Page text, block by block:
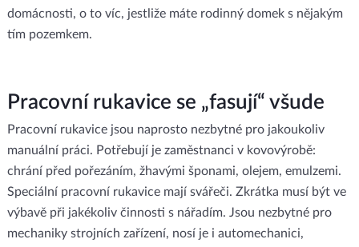
domácnosti, o to víc, jestliže máte rodinný domek s nějakým
tím pozemkem.
Pracovní rukavice se „fasují“ všude
Pracovní rukavice jsou naprosto nezbytné pro jakoukoliv
manuální práci. Potřebují je zaměstnanci v kovovýrobě:
chrání před pořezáním, žhavými šponami, olejem, emulzemi.
Speciální pracovní rukavice mají svářeči. Zkrátka musí být ve
výbavě při jakékoliv činnosti s nářadím. Jsou nezbytné pro
mechaniky strojních zařízení, nosí je i automechanici,